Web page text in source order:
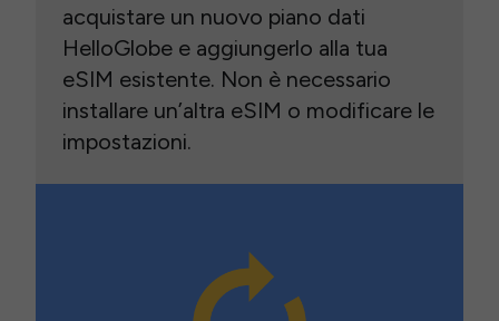
acquistare un nuovo piano dati
HelloGlobe e aggiungerlo alla tua
eSIM esistente. Non è necessario
installare un’altra eSIM o modificare le
impostazioni.